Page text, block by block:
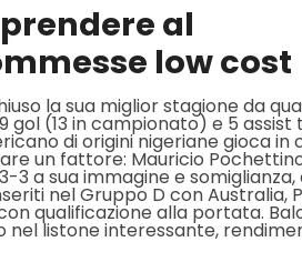
al
low cost
la sua miglior stagione da
gol (13 in campionato) e 5
di origini nigeriane gioca in
un fattore: Mauricio
a sua immagine e somiglianza,
nel Gruppo D con Australia,
qualificazione alla portata.
nel listone interessante,